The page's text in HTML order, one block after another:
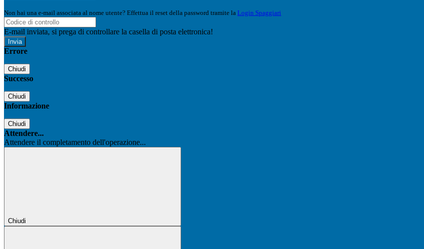
Non hai una e-mail associata al nome utente? Effettua il reset della password tramite la Login Spaggiari
E-mail inviata, si prega di controllare la casella di posta elettronica!
Errore
Chiudi
Successo
Chiudi
Informazione
Chiudi
Attendere...
Attendere il completamento dell'operazione...
Chiudi